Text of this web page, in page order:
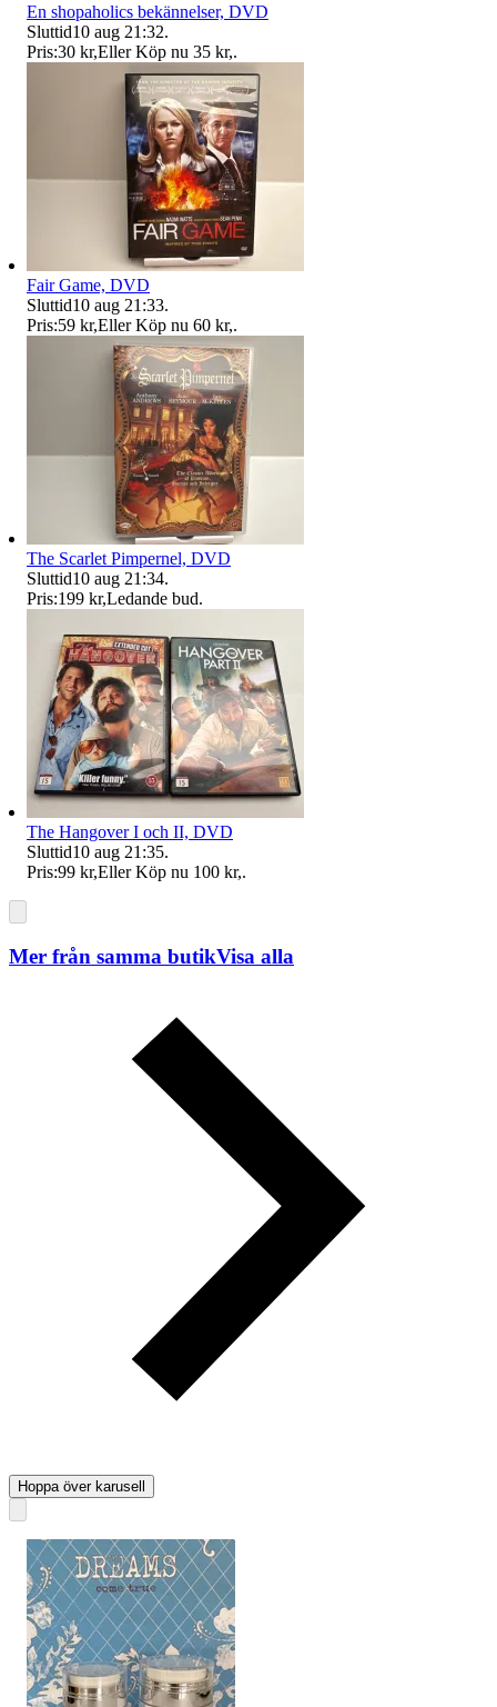
En shopaholics bekännelser, DVD
Sluttid10 aug 21:32.
Pris:30 kr,Eller Köp nu 35 kr,.
Fair Game, DVD
Sluttid10 aug 21:33.
Pris:59 kr,Eller Köp nu 60 kr,.
The Scarlet Pimpernel, DVD
Sluttid10 aug 21:34.
Pris:199 kr,Ledande bud.
The Hangover I och II, DVD
Sluttid10 aug 21:35.
Pris:99 kr,Eller Köp nu 100 kr,.
Mer från samma butikVisa alla
Hoppa över karusell